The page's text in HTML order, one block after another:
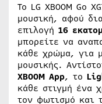
Το LG XBOOM Go
μουσική, αφού
επιλογή 16
μπορείτε να
κάθε χρώμα, για
μουσικής.
XBOOM App, το
κάθε στιγμή ένα
τον φωτισμό και